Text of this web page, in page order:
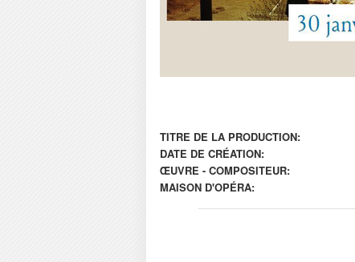
TITRE DE LA PRODUCTION:
DATE DE CRÉATION:
ŒUVRE - COMPOSITEUR:
MAISON D'OPÉRA: